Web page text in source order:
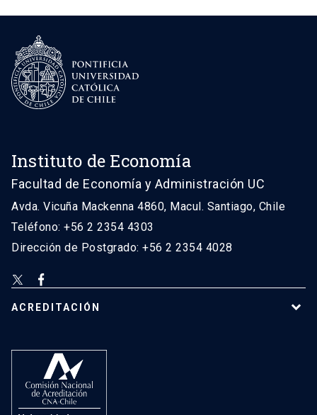
Instituto de Economía
Facultad de Economía y Administración UC
Avda. Vicuña Mackenna 4860, Macul. Santiago, Chile
Teléfono: +56 2 2354 4303
Dirección de Postgrado: +56 2 2354 4028
ACREDITACIÓN